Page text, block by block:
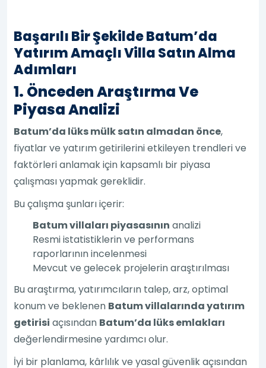
Başarılı Bir Şekilde Batum’da
Yatırım Amaçlı Villa Satın Alma
Adımları
1. Önceden Araştırma Ve
Piyasa Analizi
Batum’da lüks mülk satın almadan önce,
fiyatlar ve yatırım getirilerini etkileyen trendleri ve
faktörleri anlamak için kapsamlı bir piyasa
çalışması yapmak gereklidir.
Bu çalışma şunları içerir:
Batum villaları piyasasının analizi
Resmi istatistiklerin ve performans
raporlarının incelenmesi
Mevcut ve gelecek projelerin araştırılması
Bu araştırma, yatırımcıların talep, arz, optimal
konum ve beklenen Batum villalarında yatırım
getirisi açısından Batum’da lüks emlakları
değerlendirmesine yardımcı olur.
İyi bir planlama, kârlılık ve yasal güvenlik açısından